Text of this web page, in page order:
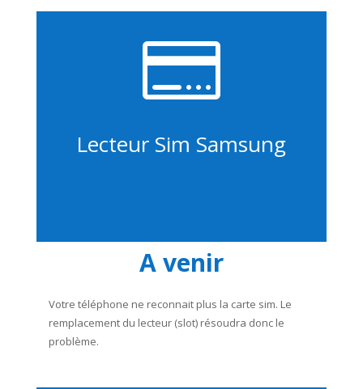

Lecteur Sim Samsung
A venir
Votre téléphone ne reconnait plus la carte sim. Le
remplacement du lecteur (slot) résoudra donc le
problème.